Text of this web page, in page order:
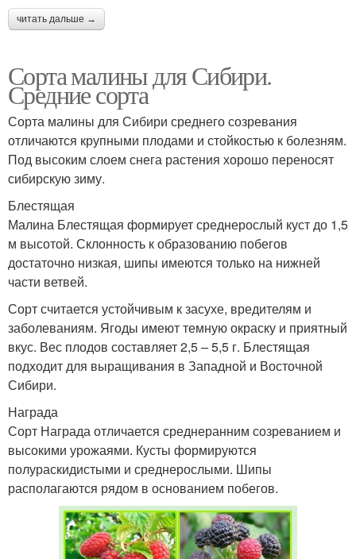
читать дальше →
Сорта малины для Сибири.
Средние сорта
Сорта малины для Сибири среднего созревания
отличаются крупными плодами и стойкостью к болезням.
Под высоким слоем снега растения хорошо переносят
сибирскую зиму.
Блестящая
Малина Блестящая формирует среднерослый куст до 1,5
м высотой. Склонность к образованию побегов
достаточно низкая, шипы имеются только на нижней
части ветвей.
Сорт считается устойчивым к засухе, вредителям и
заболеваниям. Ягоды имеют темную окраску и приятный
вкус. Вес плодов составляет 2,5 – 5,5 г. Блестящая
подходит для выращивания в Западной и Восточной
Сибири.
Награда
Сорт Награда отличается среднеранним созреванием и
высокими урожаями. Кусты формируются
полураскидистыми и среднерослыми. Шипы
располагаются рядом в основанием побегов.